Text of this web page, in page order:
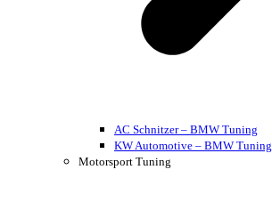
AC Schnitzer – BMW Tuning
KW Automotive – BMW Tuning
Motorsport Tuning